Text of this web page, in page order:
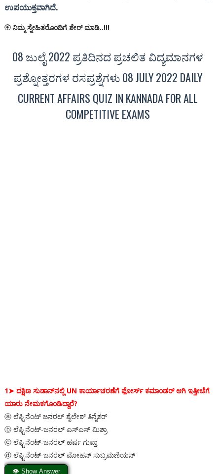
ಉಪಯುಕ್ತವಾಗಿದೆ.
🏵 ನಿಮ್ಮ ಸ್ನೇಹಿತರೊಂದಿಗೆ ಶೇರ್ ಮಾಡಿ..!!!
08 ಜುಲೈ 2022 ಪ್ರತಿದಿನದ ಪ್ರಚಲಿತ ವಿದ್ಯಮಾನಗಳ
ಪ್ರಶ್ನೋತ್ತರಗಳ ರಸಪ್ರಶ್ನೆಗಳು 08 JULY 2022 DAILY
CURRENT AFFAIRS QUIZ IN KANNADA FOR ALL
COMPETITIVE EXAMS
1➤ ದಕ್ಷಿಣ ಸುಡಾನ್‌ನಲ್ಲಿ UN ಕಾರ್ಯಾಚರಣೆಗೆ ಫೋರ್ಸ್ ಕಮಾಂಡರ್ ಆಗಿ ಇತ್ತೀಚೆಗೆ
ಯಾರು ನೇಮಕಗೊಂಡಿದ್ದಾರೆ?
ⓐ ಲೆಫ್ಟಿನೆಂಟ್ ಜನರಲ್ ಶೈಲೇಶ್ ತಿನೈಕರ್
ⓑ ಲೆಫ್ಟಿನೆಂಟ್-ಜನರಲ್ ಎಸ್ಎಸ್ ಮಿಶ್ರಾ
ⓒ ಲೆಫ್ಟಿನೆಂಟ್-ಜನರಲ್ ಹರ್ಷ ಗುಪ್ತಾ
ⓓ ಲೆಫ್ಟಿನೆಂಟ್-ಜನರಲ್ ಮೋಹನ್ ಸುಬ್ರಮಣಿಯನ್
👁 Show Answer